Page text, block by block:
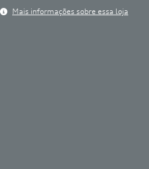
Mais informações sobre essa loja